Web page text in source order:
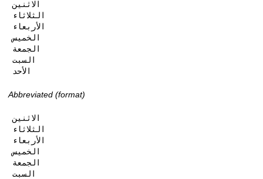
الاثنين
الثلاثاء
الأربعاء
الخميس
الجمعة
السبت
الأحد
Abbreviated (format)
الاثنين
الثلاثاء
الأربعاء
الخميس
الجمعة
السبت